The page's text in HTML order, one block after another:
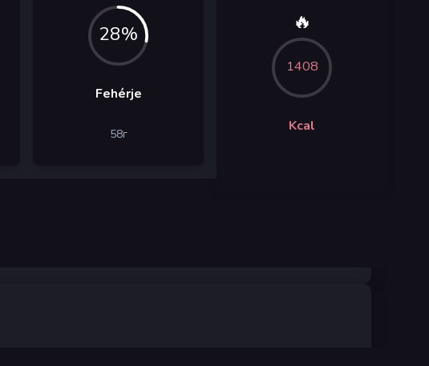
28%
Fehérje
58г
🔥
1408
Kcal